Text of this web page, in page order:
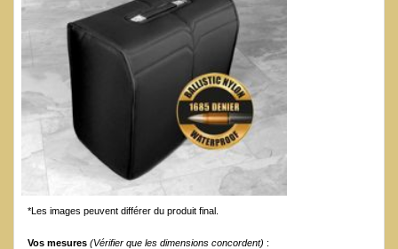
*Les images peuvent différer du produit final.
Vos mesures (Vérifier que les dimensions concordent) :